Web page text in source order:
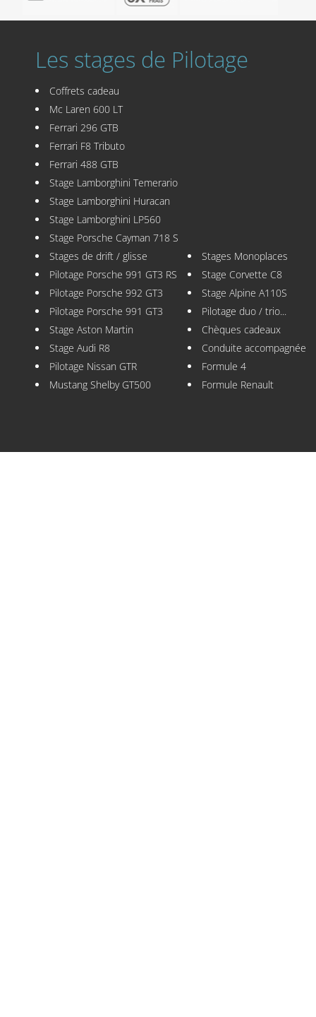
Les stages de Pilotage
Coffrets cadeau
Mc Laren 600 LT
Ferrari 296 GTB
Ferrari F8 Tributo
Ferrari 488 GTB
Stage Lamborghini Temerario
Stage Lamborghini Huracan
Stage Lamborghini LP560
Stage Porsche Cayman 718 S
Stages de drift / glisse
Pilotage Porsche 991 GT3 RS
Pilotage Porsche 992 GT3
Pilotage Porsche 991 GT3
Stage Aston Martin
Stage Audi R8
Pilotage Nissan GTR
Mustang Shelby GT500
Stages Monoplaces
Stage Corvette C8
Stage Alpine A110S
Pilotage duo / trio...
Chèques cadeaux
Conduite accompagnée
Formule 4
Formule Renault